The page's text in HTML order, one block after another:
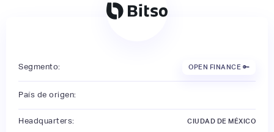
Segmento: OPEN FINANCE 🔑
País de origen:
Headquarters: CIUDAD DE MÉXICO